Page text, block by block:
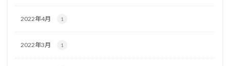
2022年4月 1
2022年3月 1